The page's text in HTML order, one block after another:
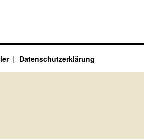
Datenschutzerklärung